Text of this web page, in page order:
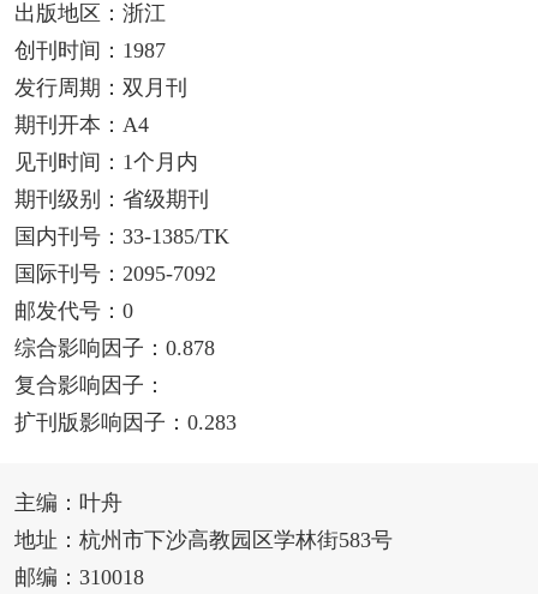
出版地区：浙江
创刊时间：1987
发行周期：双月刊
期刊开本：A4
见刊时间：1个月内
期刊级别：省级期刊
国内刊号：33-1385/TK
国际刊号：2095-7092
邮发代号：0
综合影响因子：0.878
复合影响因子：
扩刊版影响因子：0.283
主编：叶舟
地址：杭州市下沙高教园区学林街583号
邮编：310018